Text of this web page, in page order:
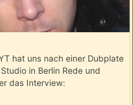
hat uns nach einer Dubplate
in Berlin Rede und
das Interview: